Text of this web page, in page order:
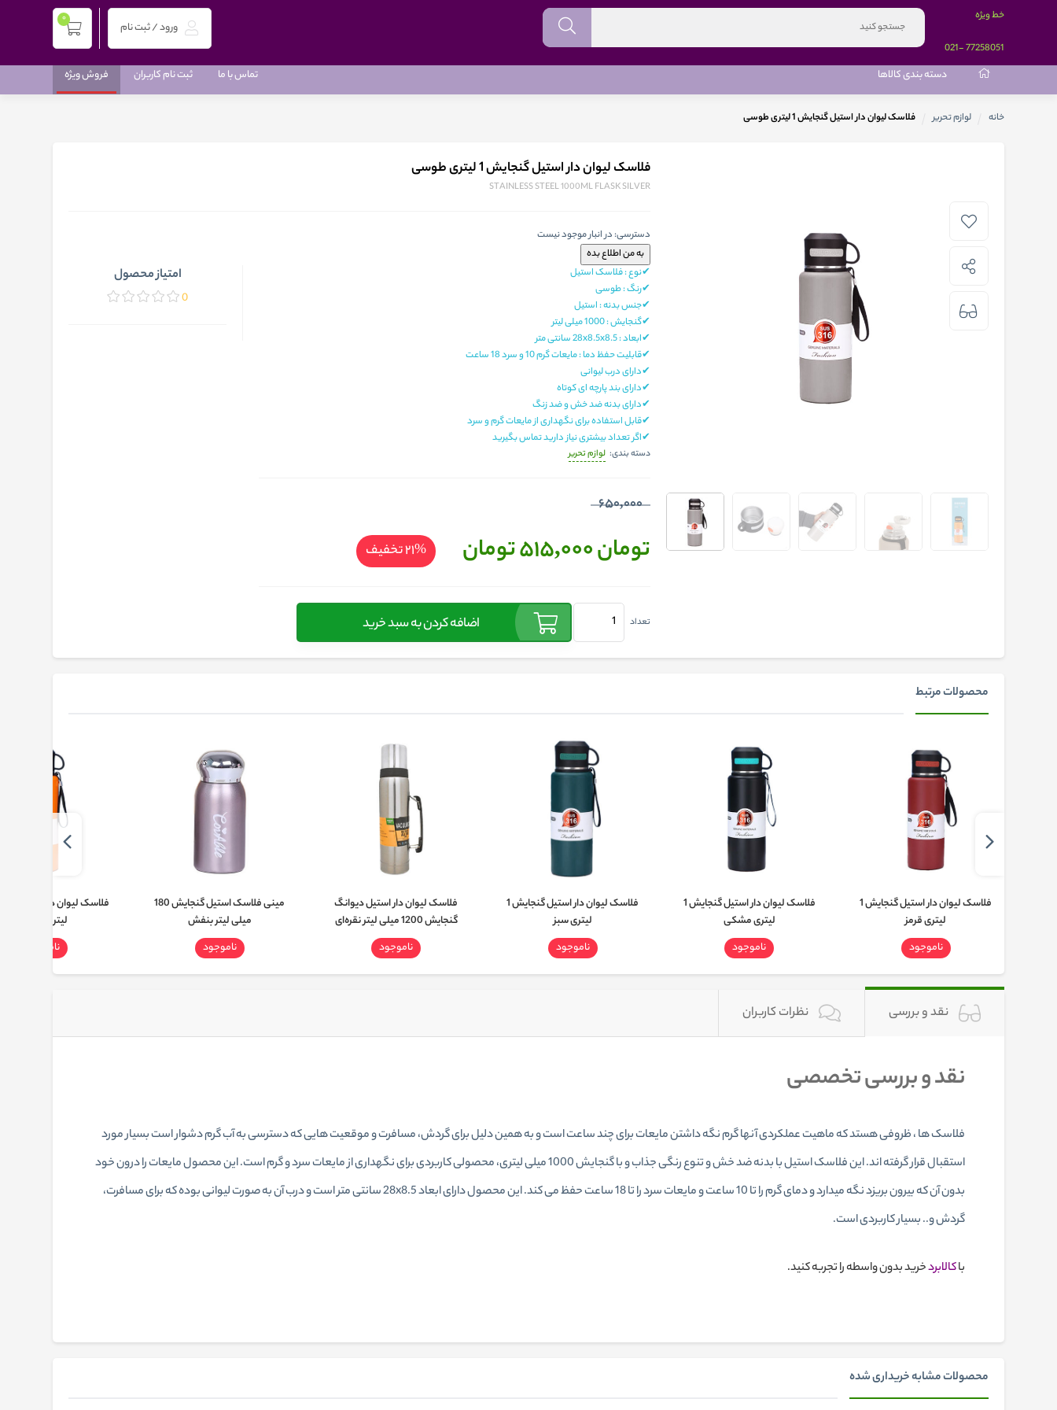
خط ویژه
77258051
-021
ورود / ثبت نام
0
دسته بندی کالاها تماس با ما ثبت نام کاربران فروش ویژه
خانه لوازم تحریر فلاسک لیوان دار استیل گنجایش 1 لیتری طوسی
فلاسک لیوان دار استیل گنجایش 1 لیتری طوسی
STAINLESS STEEL 1000ML FLASK SILVER
دسترسی: در انبار موجود نیست
✔نوع : فلاسک استیل
✔رنگ : طوسی
✔جنس بدنه : استیل
✔گنجایش : 1000 میلی لیتر
✔ابعاد : 28x8.5x8.5 سانتی متر
✔قابلیت حفظ دما : مایعات گرم 10 و سرد 18 ساعت
✔دارای درب لیوانی
✔دارای بند پارچه ای کوتاه
✔دارای بدنه ضد خش و ضد زنگ
✔قابل استفاده برای نگهداری از مایعات گرم و سرد
✔اگر تعداد بیشتری نیاز دارید تماس بگیرید
دسته بندی: لوازم تحریر
650,000
تومان 515,000 تومان %21 تخفیف
تعداد اضافه کردن به سبد خرید
امتیاز محصول
0
محصولات مرتبط
فلاسک لیوان دار استیل گنجایش 1
لیتری قرمز
ناموجود
فلاسک لیوان دار استیل گنجایش 1
لیتری مشکی
ناموجود
فلاسک لیوان دار استیل گنجایش 1
لیتری سبز
ناموجود
فلاسک لیوان دار استیل دیوانگ
گنجایش 1200 میلی لیتر نقره‌ای
ناموجود
مینی فلاسک استیل گنجایش 180
میلی لیتر بنفش
ناموجود
لیتری نارنجی
ناموجود
نقد و بررسی نظرات کاربران
نقد و بررسی تخصصی
فلاسک ها ، ظروفی هستد که ماهیت عملکردی آنها گرم نگه داشتن مایعات برای چند ساعت است و به همین دلیل برای گردش، مسافرت و موقعیت هایی که دسترسی به آب گرم دشوار است بسیار مورد
استقبال قرار گرفته اند. این فلاسک استیل با بدنه ضد خش و تنوع رنگی جذاب و با گنجایش 1000 میلی لیتری، محصولی کاربردی برای نگهداری از مایعات سرد و گرم است. این محصول مایعات را درون خود
بدون آن که بیرون بریزد نگه میدارد و دمای گرم را تا 10 ساعت و مایعات سرد را تا 18 ساعت حفظ می کند. این محصول دارای ابعاد 28x8.5 سانتی متر است و درب آن به صورت لیوانی بوده که برای مسافرت،
گردش و.. بسیار کاربردی است.
باکالابردخریدبدون واسطه را تجربه کنید.
محصولات مشابه خریداری شده